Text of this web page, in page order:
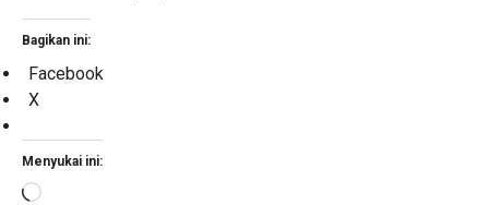
Bagikan ini:
Facebook
X
Menyukai ini:
Memuat...